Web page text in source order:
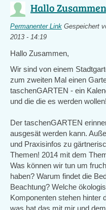
Hallo
Permanenter Link Gespeichert
2013 - 14:19
Hallo Zusammen,
Wir sind von einem
zum zweiten Mal einen
taschenGARTEN - ein
und die die es werden wollen!
Der taschenGARTEN
ausgesät werden kann.
und Praxisinfos zu
Themen! 2014 mit dem
Was können wir tun um
haben? Warum findet die
Beachtung? Welche
Komponenten stehen hinter
was hat das mit mir und